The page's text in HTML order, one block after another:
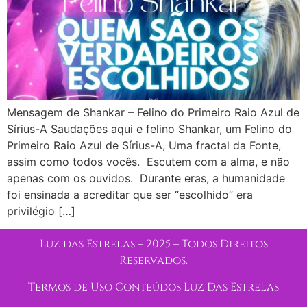
Mensagem de Shankar – Felino do Primeiro Raio Azul de
Sírius-A Saudações aqui e felino Shankar, um Felino do
Primeiro Raio Azul de Sírius-A, Uma fractal da Fonte,
assim como todos vocês. Escutem com a alma, e não
apenas com os ouvidos. Durante eras, a humanidade
foi ensinada a acreditar que ser “escolhido” era
privilégio […]
Luz das Estrelas – 2025 – Todos Direitos
Reservados.
Termos de Uso Conteúdos Luz Das Estrelas